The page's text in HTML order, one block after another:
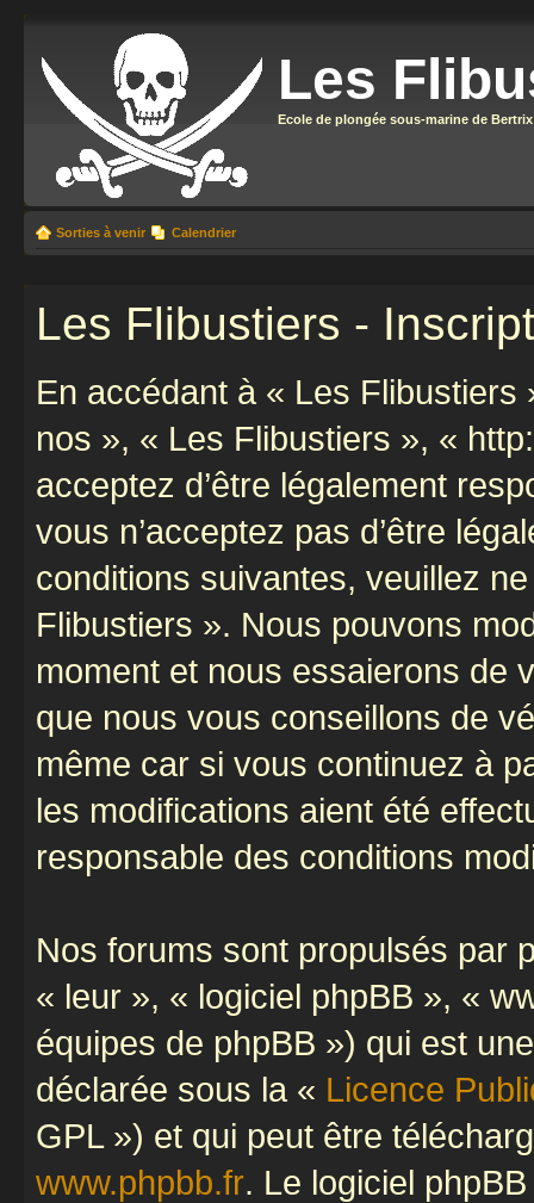
Les
Ecole de plongée sous-marine de Bertrix
Sorties à venir Calendrier
Les Flibustiers -
En accédant à « Les
nos », « Les Flibustiers », «
acceptez d’être légalement
vous n’acceptez pas d’être
conditions suivantes, veuillez
Flibustiers ». Nous pouvons
moment et nous essaierons de
que nous vous conseillons de
même car si vous continuez à
les modifications aient été
responsable des conditions
Nos forums sont propulsés par
« leur », « logiciel phpBB », «
équipes de phpBB ») qui est
déclarée sous la « Licence
GPL ») et qui peut être
www.phpbb.fr. Le logiciel